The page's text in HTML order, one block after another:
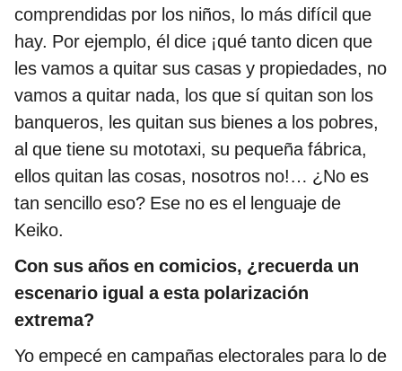
comprendidas por los niños, lo más difícil que
hay. Por ejemplo, él dice ¡qué tanto dicen que
les vamos a quitar sus casas y propiedades, no
vamos a quitar nada, los que sí quitan son los
banqueros, les quitan sus bienes a los pobres,
al que tiene su mototaxi, su pequeña fábrica,
ellos quitan las cosas, nosotros no!… ¿No es
tan sencillo eso? Ese no es el lenguaje de
Keiko.
Con sus años en comicios, ¿recuerda un
escenario igual a esta polarización
extrema?
Yo empecé en campañas electorales para lo de